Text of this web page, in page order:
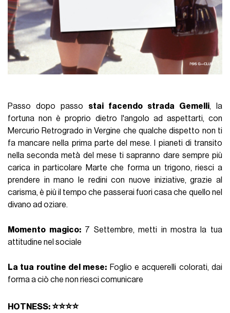
Passo dopo passo stai facendo strada Gemelli, la
fortuna non è proprio dietro l'angolo ad aspettarti, con
Mercurio Retrogrado in Vergine che qualche dispetto non ti
fa mancare nella prima parte del mese. I pianeti di transito
nella seconda metà del mese ti sapranno dare sempre più
carica in particolare Marte che forma un trigono, riesci a
prendere in mano le redini con nuove iniziative, grazie al
carisma, è più il tempo che passerai fuori casa che quello nel
divano ad oziare.
Momento magico:7 Settembre, metti in mostra la tua
attitudine nel sociale
La tua routine del mese: Foglio e acquerelli colorati, dai
forma a ciò che non riesci comunicare
HOTNESS:⭐⭐⭐⭐